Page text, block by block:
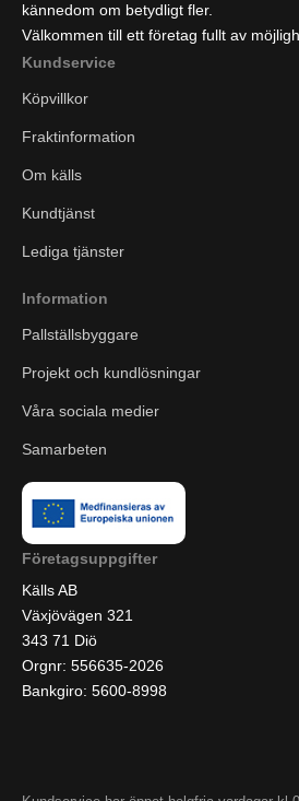
kännedom om betydligt fler.
Välkommen till ett företag fullt av
Kundservice
Köpvillkor
Fraktinformation
Om källs
Kundtjänst
Lediga tjänster
Information
Pallställsbyggare
Projekt och kundlösningar
Våra sociala medier
Samarbeten
Företagsuppgifter
Källs AB
Växjövägen 321
343 71 Diö
Orgnr: 556635-2026
Bankgiro: 5600-8998